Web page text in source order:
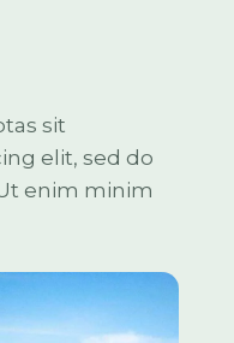
sit
elit, sed do
enim minim